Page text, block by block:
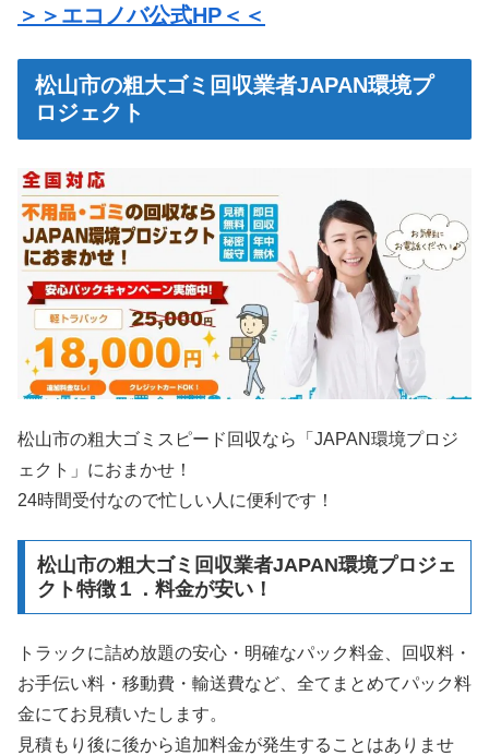
＞＞エコノバ公式HP＜＜
松山市の粗大ゴミ回収業者JAPAN環境プ
ロジェクト
松山市の粗大ゴミスピード回収なら「JAPAN環境プロジ
ェクト」におまかせ！
24時間受付なので忙しい人に便利です！
松山市の粗大ゴミ回収業者JAPAN環境プロジェ
クト特徴１．料金が安い！
トラックに詰め放題の安心・明確なパック料金、回収料・
お手伝い料・移動費・輸送費など、全てまとめてパック料
金にてお見積いたします。
見積もり後に後から追加料金が発生することはありませ